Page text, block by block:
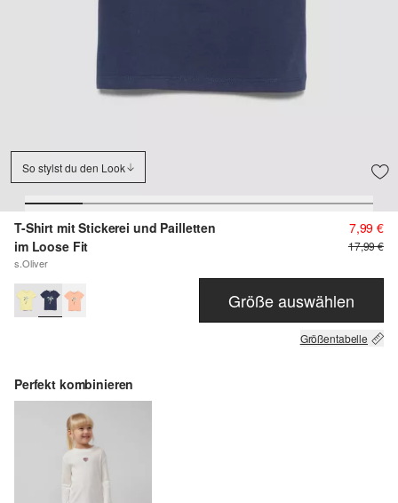
So stylst du den Look
T-Shirt mit Stickerei und Pailletten
im Loose Fit
s.Oliver
7,99 €
17,99 €
Größe auswählen
Größentabelle
Perfekt kombinieren